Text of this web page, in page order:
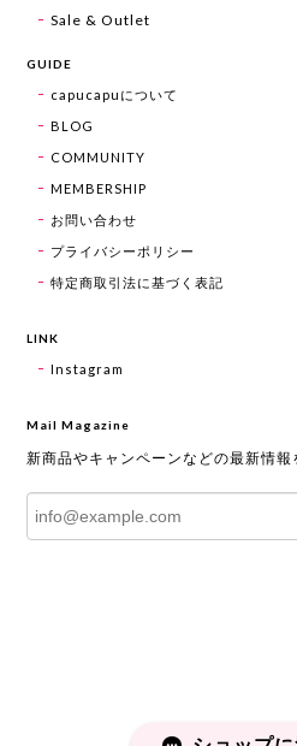
Sale & Outlet
GUIDE
capucapuについて
BLOG
COMMUNITY
MEMBERSHIP
お問い合わせ
プライバシーポリシー
特定商取引法に基づく表記
LINK
Instagram
Mail Magazine
新商品やキャンペーンなどの最新情報